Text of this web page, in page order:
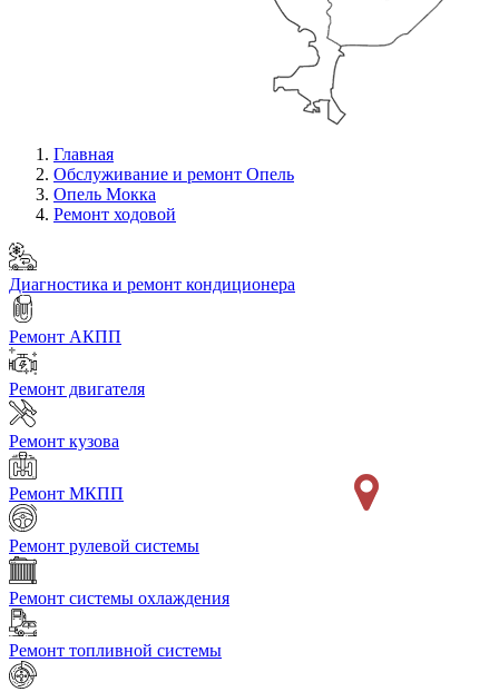
Главная
Обслуживание и ремонт Опель
Опель Мокка
Ремонт ходовой
Диагностика и ремонт кондиционера
Ремонт АКПП
Ремонт двигателя
Ремонт кузова
Ремонт МКПП
Ремонт рулевой системы
Ремонт системы охлаждения
Ремонт топливной системы